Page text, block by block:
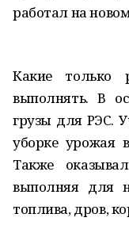
работал на
Какие только
выполнять. В
грузы для РЭС.
уборке урожая
Также
выполняя для
топлива, дров,